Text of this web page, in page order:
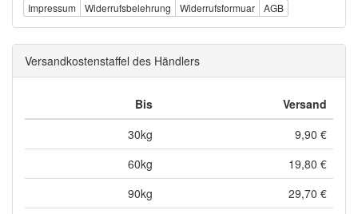
Impressum Widerrufsbelehrung Widerrufsformuar AGB
Versandkostenstaffel des Händlers
Bis
Versand
30kg
9,90 €
60kg
19,80 €
90kg
29,70 €